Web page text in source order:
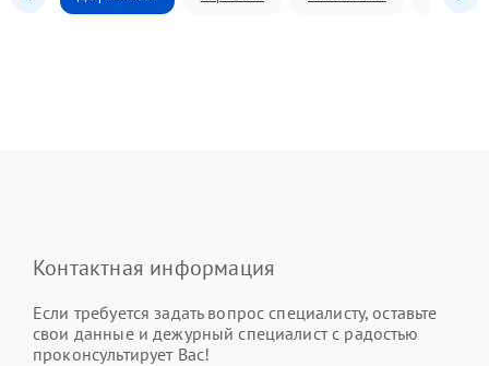
Контактная информация
Если требуется задать вопрос специалисту, оставьте
свои данные и дежурный специалист с радостью
проконсультирует Вас!